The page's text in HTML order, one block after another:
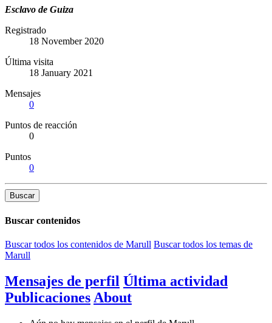
Esclavo de Guiza
Registrado
18 November 2020
Última visita
18 January 2021
Mensajes
0
Puntos de reacción
0
Puntos
0
Buscar
Buscar contenidos
Buscar todos los contenidos de Marull Buscar todos los temas de
Marull
Mensajes de perfil Última actividad
Publicaciones About